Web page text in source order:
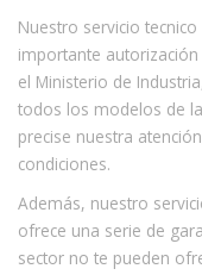
Nuestro servicio
importante
el Ministerio de
todos los modelos de
precise nuestra
condiciones.
Además, nuestro
ofrece una serie de
sector no te pueden